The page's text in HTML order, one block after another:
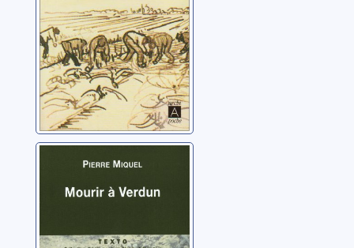
Mourir à Verdun
Miquel, Pierre